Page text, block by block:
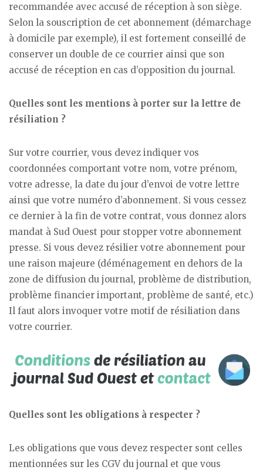
recommandée avec accusé de réception à son siège.
Selon la souscription de cet abonnement (démarchage
à domicile par exemple), il est fortement conseillé de
conserver un double de ce courrier ainsi que son
accusé de réception en cas d’opposition du journal.
Quelles sont les mentions à porter sur la lettre de
résiliation ?
Sur votre courrier, vous devez indiquer vos
coordonnées comportant votre nom, votre prénom,
votre adresse, la date du jour d’envoi de votre lettre
ainsi que votre numéro d’abonnement. Si vous cessez
ce dernier à la fin de votre contrat, vous donnez alors
mandat à Sud Ouest pour stopper votre abonnement
presse. Si vous devez résilier votre abonnement pour
une raison majeure (déménagement en dehors de la
zone de diffusion du journal, problème de distribution,
problème financier important, problème de santé, etc.)
Il faut alors invoquer votre motif de résiliation dans
votre courrier.
Quelles sont les obligations à respecter ?
Les obligations que vous devez respecter sont celles
mentionnées sur les CGV du journal et que vous